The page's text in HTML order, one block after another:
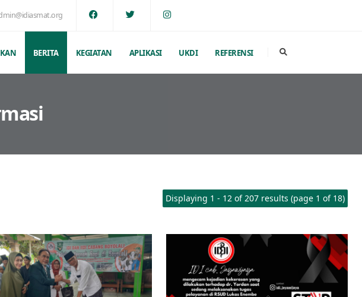
BERITA KEGIATAN APLIKASI UKDI REFERENSI
Displaying 1 - 12 of 207 results (page 1 of 18)